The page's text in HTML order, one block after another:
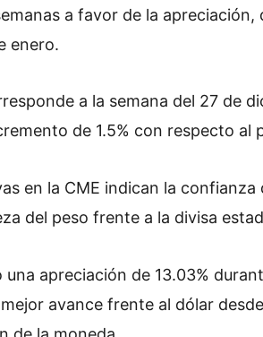
a favor de la
enero.
a la semana del 27 de
de 1.5% con respecto al
en la CME indican la
del peso frente a la divisa
una apreciación de 13.03%
avance frente al dólar